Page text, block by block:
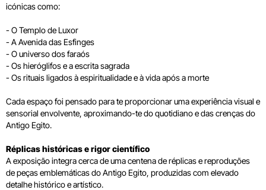
icónicas como:
- O Templo de Luxor
- A Avenida das Esfinges
- O universo dos faraós
- Os hieróglifos e a escrita sagrada
- Os rituais ligados à espiritualidade e à vida após a morte
Cada espaço foi pensado para te proporcionar uma experiência visual e
sensorial envolvente, aproximando-te do quotidiano e das crenças do
Antigo Egito.
Réplicas históricas e rigor científico
A exposição integra cerca de uma centena de réplicas e reproduções
de peças emblemáticas do Antigo Egito, produzidas com elevado
detalhe histórico e artístico.